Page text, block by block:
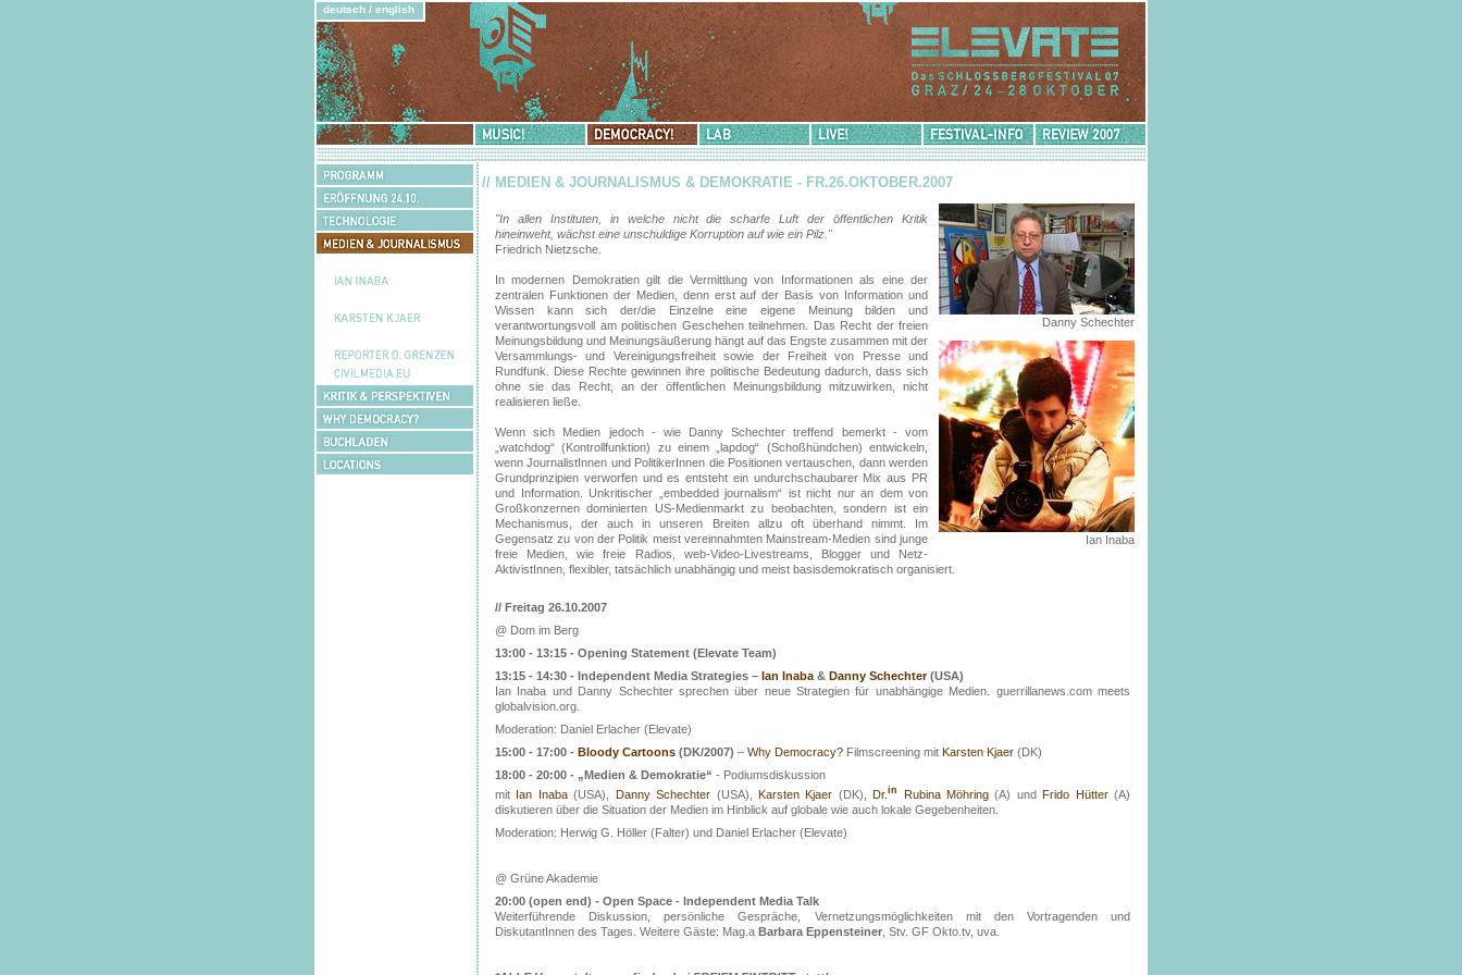
deutsch / english
Music! Democracy! Lab Live!
Festival-
Info
Review
2007
Programm
Eröffnung
24.10.
Technologie
Medien
&
Schechter
Rubina
Karsten
Hütter
Reporter
Grenzen
civilmedia.eu
Kritik
&
Perspektiven
Why
Democracy?
Buchladen
Locations
// MEDIEN & JOURNALISMUS & DEMOKRATIE - FR.26.OKTOBER.2007
Danny Schechter
Ian Inaba
"In allen Instituten, in welche nicht die scharfe Luft der öffentlichen Kritik
hineinweht, wächst eine unschuldige Korruption auf wie ein Pilz."
Friedrich Nietzsche.
In modernen Demokratien gilt die Vermittlung von Informationen als eine der
zentralen Funktionen der Medien, denn erst auf der Basis von Information und
Wissen kann sich der/die Einzelne eine eigene Meinung bilden und
verantwortungsvoll am politischen Geschehen teilnehmen. Das Recht der freien
Meinungsbildung und Meinungsäußerung hängt auf das Engste zusammen mit der
Versammlungs- und Vereinigungsfreiheit sowie der Freiheit von Presse und
Rundfunk. Diese Rechte gewinnen ihre politische Bedeutung dadurch, dass sich
ohne sie das Recht, an der öffentlichen Meinungsbildung mitzuwirken, nicht
realisieren ließe.
Wenn sich Medien jedoch - wie Danny Schechter treffend bemerkt - vom
„watchdog“ (Kontrollfunktion) zu einem „lapdog“ (Schoßhündchen) entwickeln,
wenn JournalistInnen und PolitikerInnen die Positionen vertauschen, dann werden
Grundprinzipien verworfen und es entsteht ein undurchschaubarer Mix aus PR
und Information. Unkritischer „embedded journalism“ ist nicht nur an dem von
Großkonzernen dominierten US-Medienmarkt zu beobachten, sondern ist ein
Mechanismus, der auch in unseren Breiten allzu oft überhand nimmt. Im
Gegensatz zu von der Politik meist vereinnahmten Mainstream-Medien sind junge
freie Medien, wie freie Radios, web-Video-Livestreams, Blogger und Netz-
AktivistInnen, flexibler, tatsächlich unabhängig und meist basisdemokratisch organisiert.
// Freitag 26.10.2007
@ Dom im Berg
13:00 - 13:15 - Opening Statement (Elevate Team)
13:15 - 14:30 - Independent Media Strategies – Ian Inaba & Danny Schechter(USA)
Ian Inaba und Danny Schechter sprechen über neue Strategien für unabhängige Medien. guerrillanews.com meets
globalvision.org.
Moderation: Daniel Erlacher (Elevate)
15:00 - 17:00 - Bloody Cartoons (DK/2007) – Why Democracy? Filmscreening mit Karsten Kjaer (DK)
18:00 - 20:00 - „Medien & Demokratie“ - Podiumsdiskussion
mit Ian Inaba(USA), Danny Schechter (USA), Karsten Kjaer (DK),Dr.in Rubina Möhring (A) undFrido Hütter(A)
diskutieren über die Situation der Medien im Hinblick auf globale wie auch lokale Gegebenheiten.
Moderation: Herwig G. Höller (Falter) und Daniel Erlacher (Elevate)
@ Grüne Akademie
20:00 (open end) - Open Space - Independent Media Talk
Weiterführende Diskussion, persönliche Gespräche, Vernetzungsmöglichkeiten mit den Vortragenden und
DiskutantInnen des Tages. Weitere Gäste: Mag.a Barbara Eppensteiner , Stv. GF Okto.tv, uva.